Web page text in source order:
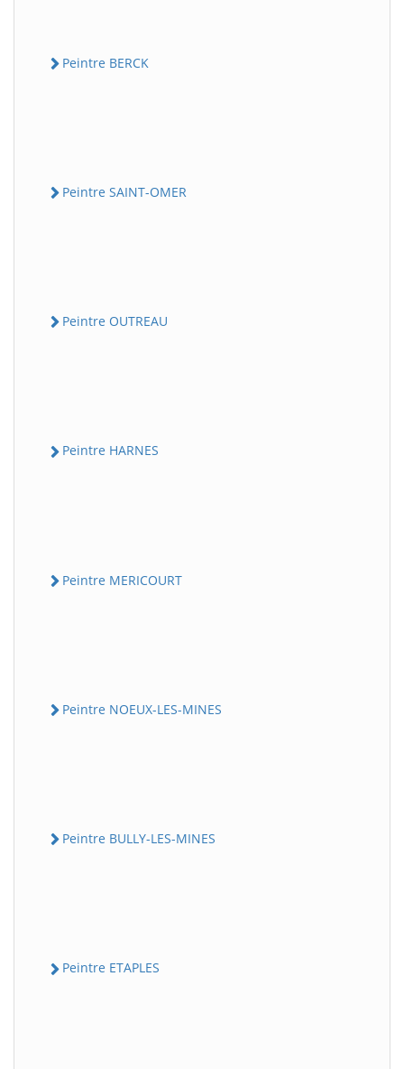
Peintre BERCK
Peintre SAINT-OMER
Peintre OUTREAU
Peintre HARNES
Peintre MERICOURT
Peintre NOEUX-LES-MINES
Peintre BULLY-LES-MINES
Peintre ETAPLES